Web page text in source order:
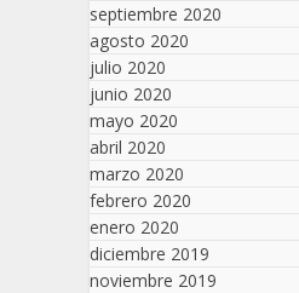
septiembre 2020
agosto 2020
julio 2020
junio 2020
mayo 2020
abril 2020
marzo 2020
febrero 2020
enero 2020
diciembre 2019
noviembre 2019